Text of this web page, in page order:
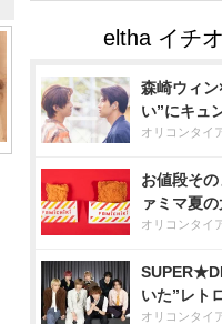
森崎ウィ
い”にキュ
オリコンタイ
お値段そ
ァミマ夏
オリコンタイ
いた”レト
オリコンタイ